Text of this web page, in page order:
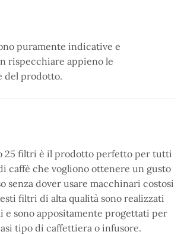
puramente indicative e
rispecchiare appieno le
del prodotto.
25 filtri è il prodotto perfetto per tutti
caffè che vogliono ottenere un gusto
senza dover usare macchinari costosi
filtri di alta qualità sono realizzati
e sono appositamente progettati per
tipo di caffettiera o infusore.